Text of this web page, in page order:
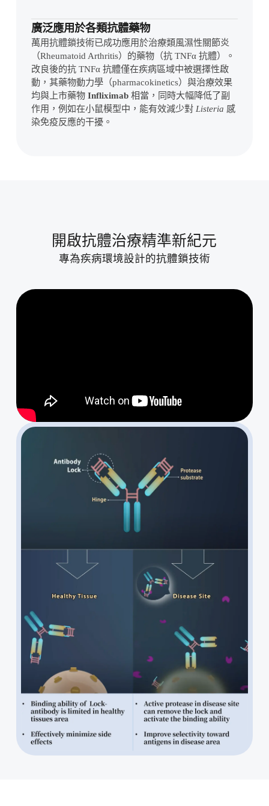
廣泛應用於各類抗體藥物
萬用抗體鎖技術已成功應用於治療類風濕性關節炎
（Rheumatoid Arthritis）的藥物（抗 TNFα 抗體）。
改良後的抗 TNFα 抗體僅在疾病區域中被選擇性啟
動，其藥物動力學（pharmacokinetics）與治療效果
均與上市藥物Infliximab 相當，同時大幅降低了副
作用，例如在小鼠模型中，能有效減少對 Listeria 感
染免疫反應的干擾。
開啟抗體治療精準新紀元
專為疾病環境設計的抗體鎖技術